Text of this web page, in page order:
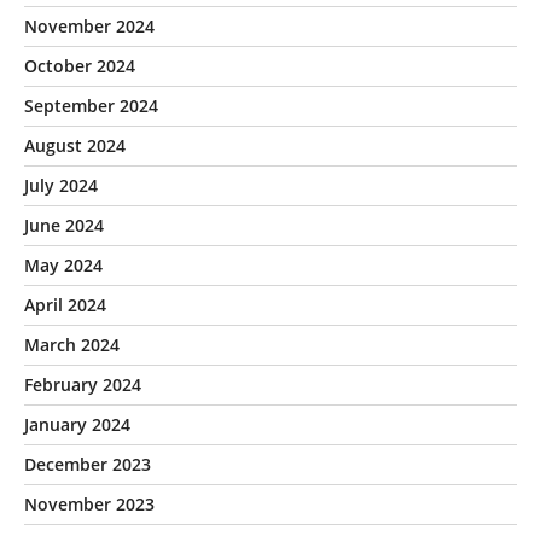
November 2024
October 2024
September 2024
August 2024
July 2024
June 2024
May 2024
April 2024
March 2024
February 2024
January 2024
December 2023
November 2023